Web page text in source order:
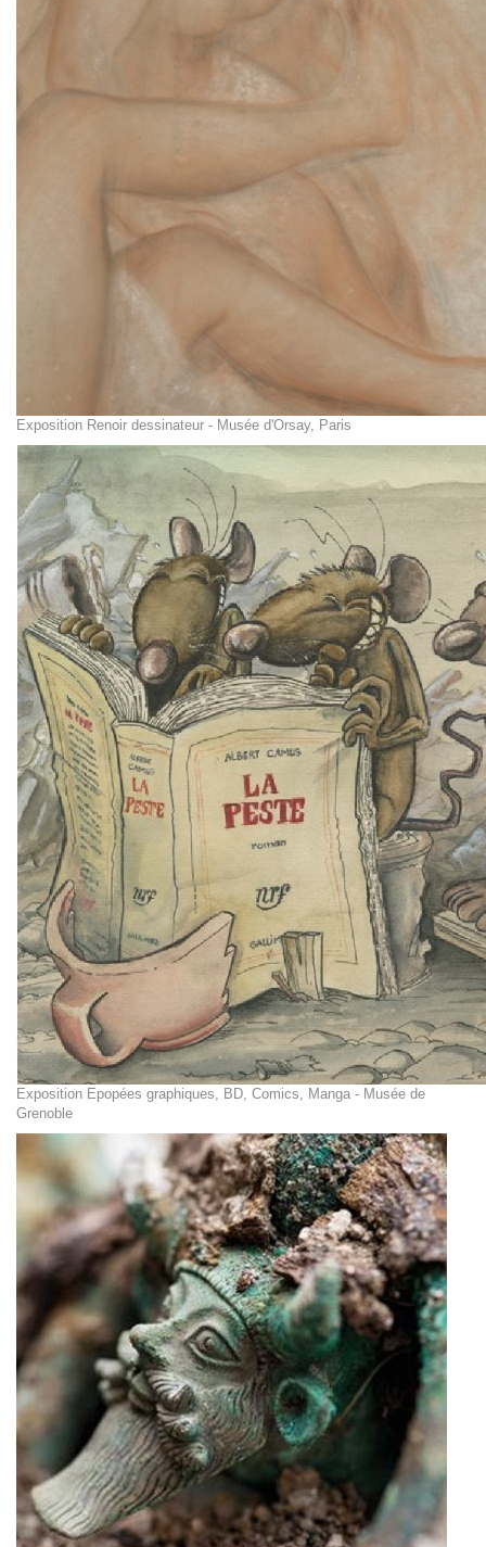
Exposition Renoir dessinateur - Musée d'Orsay, Paris
Exposition Epopées graphiques, BD, Comics, Manga - Musée de
Grenoble